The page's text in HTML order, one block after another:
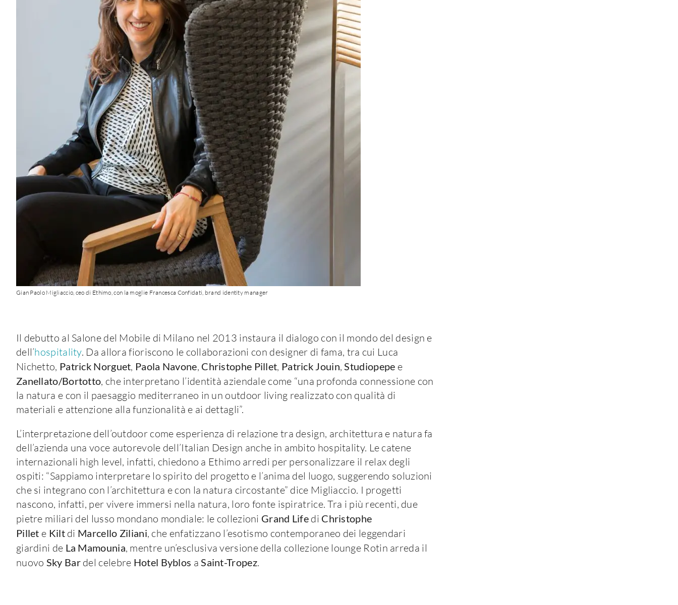
Gian Paolo Migliaccio, ceo di Ethimo, con la moglie Francesca Confidati, brand identity manager
Il debutto al Salone del Mobile di Milano nel 2013 instaura il dialogo con il mondo del design e
dell’hospitality. Da allora fioriscono le collaborazioni con designer di fama, tra cui Luca
Nichetto, Patrick Norguet, Paola Navone, Christophe Pillet, Patrick Jouin,Studiopepe e
Zanellato/Bortotto, che interpretano l’identità aziendale come “una profonda connessione con
la natura e con il paesaggio mediterraneo in un outdoor living realizzato con qualità di
materiali e attenzione alla funzionalità e ai dettagli”.
L’interpretazione dell’outdoor come esperienza di relazione tra design, architettura e natura fa
dell’azienda una voce autorevole dell’Italian Design anche in ambito hospitality. Le catene
internazionali high level, infatti, chiedono a Ethimo arredi per personalizzare il relax degli
ospiti: “Sappiamo interpretare lo spirito del progetto e l’anima del luogo, suggerendo soluzioni
che si integrano con l’architettura e con la natura circostante” dice Migliaccio. I progetti
nascono, infatti, per vivere immersi nella natura, loro fonte ispiratrice. Tra i più recenti, due
pietre miliari del lusso mondano mondiale: le collezioni Grand Life di Christophe
Pillet e Kiltdi Marcello Ziliani, che enfatizzano l’esotismo contemporaneo dei leggendari
giardini de La Mamounia, mentre un’esclusiva versione della collezione lounge Rotin arreda il
nuovo Sky Bardel celebre Hotel Byblos aSaint-Tropez.